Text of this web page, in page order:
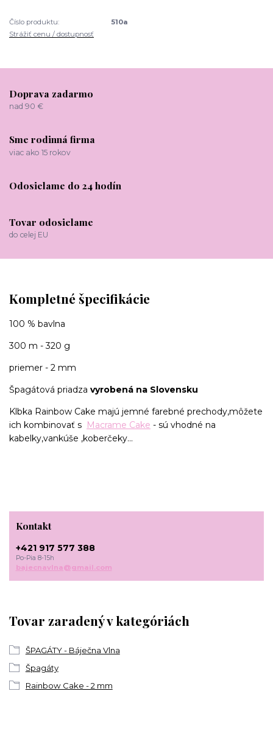
Číslo produktu:
510a
Strážiť cenu / dostupnosť
Doprava zadarmo
nad 90 €
Sme rodinná firma
viac ako 15 rokov
Odosielame do 24 hodín
Tovar odosielame
do celej EU
Kompletné špecifikácie
100 % bavlna
300 m - 320 g
priemer - 2 mm
Špagátová priadza vyrobená na Slovensku
Klbka Rainbow Cake majú jemné farebné prechody,môžete
ich kombinovať s Macrame Cake - sú vhodné na
kabelky,vankúše ,koberčeky...
Tovar zaradený v kategóriách
ŠPAGÁTY - Báječna Vlna
Špagáty
Rainbow Cake - 2 mm
Kontakt
+421 917 577 388
Po-Pia 8-15h
bajecnavlna@gmail.com